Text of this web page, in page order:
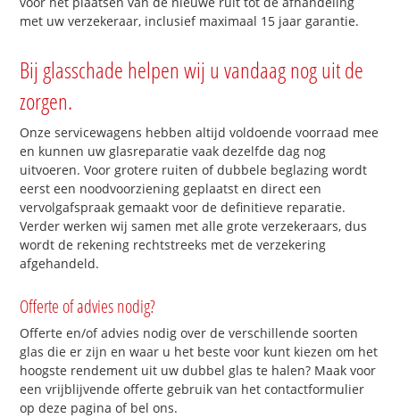
met uw verzekeraar, inclusief maximaal 15 jaar garantie.
Bij glasschade helpen wij u vandaag nog uit de
zorgen.
Onze servicewagens hebben altijd voldoende voorraad mee
en kunnen uw glasreparatie vaak dezelfde dag nog
uitvoeren. Voor grotere ruiten of dubbele beglazing wordt
eerst een noodvoorziening geplaatst en direct een
vervolgafspraak gemaakt voor de definitieve reparatie.
Verder werken wij samen met alle grote verzekeraars, dus
wordt de rekening rechtstreeks met de verzekering
afgehandeld.
Offerte of advies nodig?
Offerte en/of advies nodig over de verschillende soorten
glas die er zijn en waar u het beste voor kunt kiezen om het
hoogste rendement uit uw dubbel glas te halen? Maak voor
een vrijblijvende offerte gebruik van het contactformulier
op deze pagina of bel ons.